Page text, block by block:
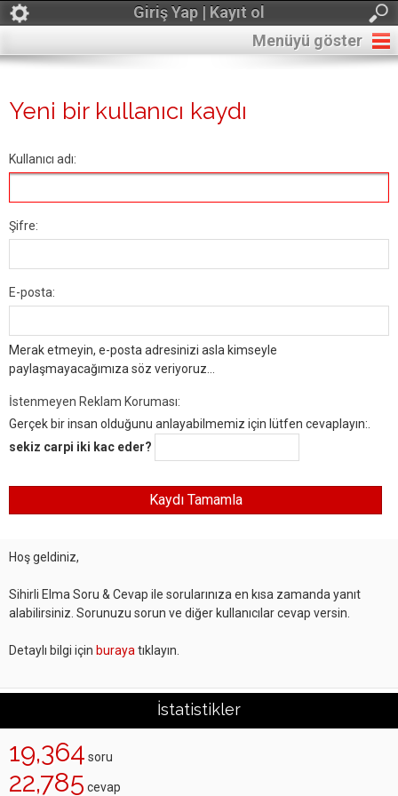
Giriş Yap | Kayıt ol
Menüyü göster
Yeni bir kullanıcı kaydı
Kullanıcı adı:
Şifre:
E-posta:
Merak etmeyin, e-posta adresinizi asla kimseyle
paylaşmayacağımıza söz veriyoruz...
İstenmeyen Reklam Koruması:
Gerçek bir insan olduğunu anlayabilmemiz için lütfen cevaplayın:.
sekiz carpi iki kac eder?
Hoş geldiniz,
Sihirli Elma Soru & Cevap ile sorularınıza en kısa zamanda yanıt
alabilirsiniz. Sorunuzu sorun ve diğer kullanıcılar cevap versin.
Detaylı bilgi için buraya tıklayın.
İstatistikler
19,364 soru
22,785 cevap